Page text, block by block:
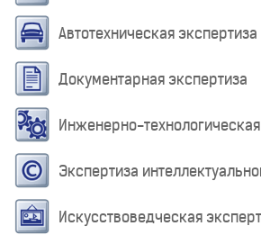
Автотехническая экспертиза
Документарная экспертиза
Инженерно-
Экспертиза
Искусствоведческая